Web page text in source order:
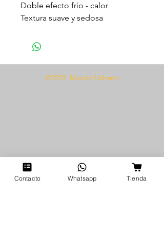
Doble efecto frío - calor
Textura suave y sedosa
5 G
Modo de uso
Aplicar suave y directamente
©2020 Mundo Urbano
Contacto Whatsapp Tienda